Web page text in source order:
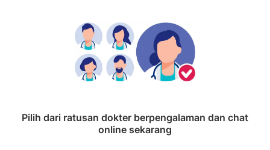
Pilih dari ratusan dokter berpengalaman dan chat
online sekarang